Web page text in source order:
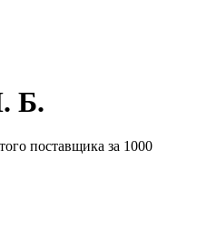
Б.
поставщика за 1000